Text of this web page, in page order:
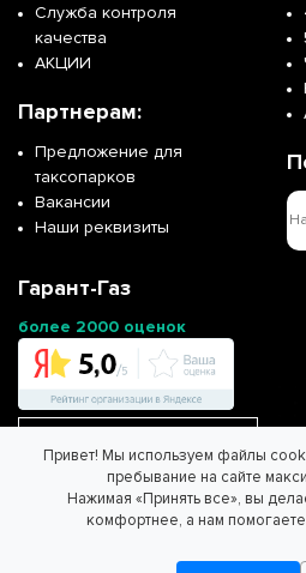
Привет! Мы используем файлы
пребывание на сайте
Нажимая «Принять все», вы
комфортнее, а нам
Служба контроля
качества
АКЦИИ
Партнерам:
Предложение для
таксопарков
Вакансии
Наши реквизиты
Гарант-Газ
более 2000 оценок
ООО "ГАРАНТ-ГАЗ" -
Согласие на обработку